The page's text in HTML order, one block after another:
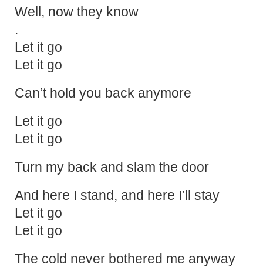
Well, now they know
.
Let it go
Let it go
Can’t hold you back anymore
Let it go
Let it go
Turn my back and slam the door
And here I stand, and here I’ll stay
Let it go
Let it go
The cold never bothered me anyway